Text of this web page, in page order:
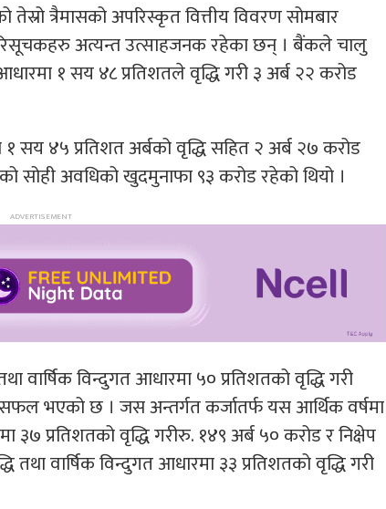
त्रैमासको अपरिस्कृत वित्तीय विवरण सोमबार
अत्यन्त उत्साहजनक रहेका छन् । बैंकले चालु
१ सय ४८ प्रतिशतले वृद्धि गरी ३ अर्ब २२ करोड
सय ४५ प्रतिशत अर्बको वृद्धि सहित २ अर्ब २७ करोड
अवधिको खुदमुनाफा ९३ करोड रहेको थियो ।
वार्षिक विन्दुगत आधारमा ५० प्रतिशतको वृद्धि गरी
भएको छ । जस अन्तर्गत कर्जातर्फ यस आर्थिक वर्षमा
३७ प्रतिशतको वृद्धि गरीरु. १४९ अर्ब ५० करोड र निक्षेप
वार्षिक विन्दुगत आधारमा ३३ प्रतिशतको वृद्धि गरी